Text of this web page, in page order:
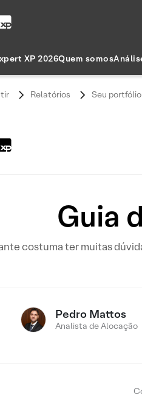
XP 2026Quem somos
Relatórios Seu portfólio
Guia
costuma ter muitas
Pedro Mattos
Analista de Alocação